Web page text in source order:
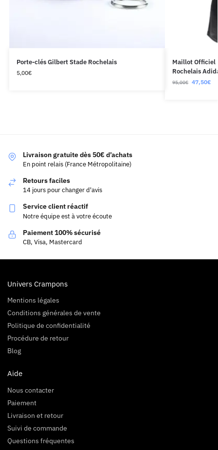
Porte-clés Gilbert Stade Rochelais
5,00€
Maillot Officiel
Rochelais
95,00€ 47,50€
Livraison gratuite dès 50€ d’achats
En point relais (France Métropolitaine)
Retours faciles
14 jours pour changer d'avis
Service client réactif
Notre équipe est à votre écoute
Paiement 100% sécurisé
CB, Visa, Mastercard
Univers Crampons
Mentions légales
Conditions générales de vente
Politique de confidentialité
Procédure de retour
Blog
Aide
Nous contacter
Paiement
Livraison et retour
Suivi de commande
Questions fréquentes